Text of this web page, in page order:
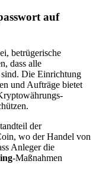
auf
betrügerische
dass alle
Die Einrichtung
und Aufträge bietet
der
wo der Handel von
Anleger die
-Maßnahmen